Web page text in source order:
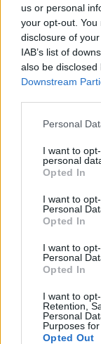
us or personal
your opt-out.
disclosure of
IAB’s list of
also be
Downstream
Personal
I want to
personal
Opted In
I want to
Personal
Opted In
I want to
Personal
Opted In
I want to
Retention,
Personal
Purposes
Opted Out